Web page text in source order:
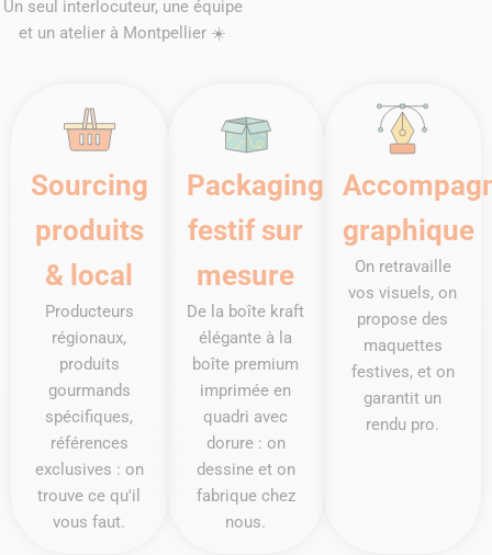
Un seul interlocuteur, une équipe
et un atelier à Montpellier ☀️
Sourcing
produits
& local
Producteurs
régionaux,
produits
gourmands
spécifiques,
références
exclusives : on
trouve ce qu'il
vous faut.
Packaging
festif sur
mesure
De la boîte kraft
élégante à la
boîte premium
imprimée en
quadri avec
dorure : on
dessine et on
fabrique chez
nous.
graphique
On retravaille
vos visuels, on
propose des
maquettes
festives, et on
garantit un
rendu pro.